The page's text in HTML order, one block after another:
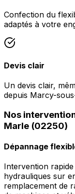
Confection du
adaptés à votre
Devis clair
Un devis clair,
depuis Marcy-
Nos
Marle (02250)
Dépannage
Intervention
hydrauliques sur
remplacement de